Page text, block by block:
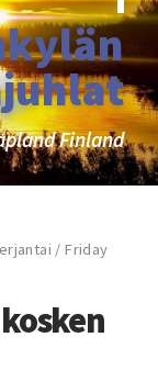
Finland
/ Friday